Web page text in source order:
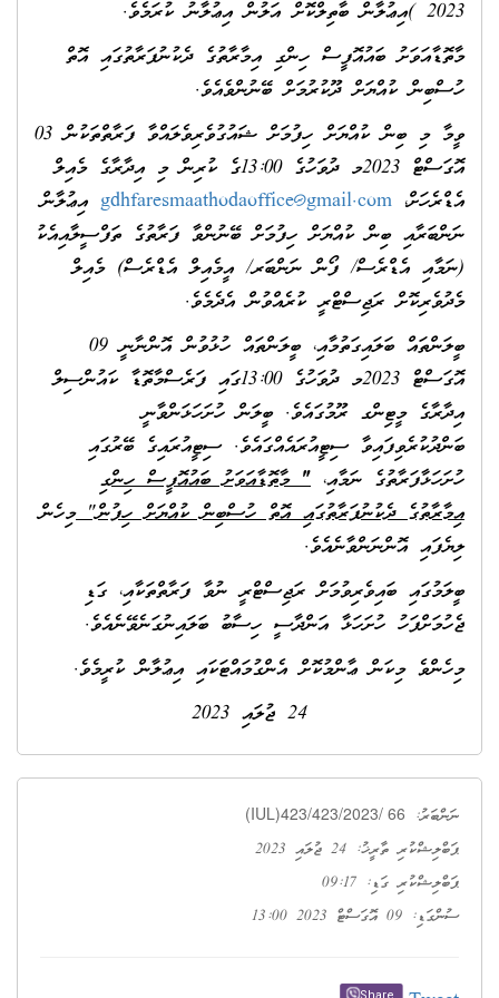
2023 )އިޢުލާން ބާތިލްކޮށް އަލުން އިޢުލާނު ކުރަމެވެ.
މާތޮޑާއަވަށު ބައުއޮފީސް ހިންގި އިމާރާތުގެ ދެކުނުފަރާތުގައި އޮތް
ހުސްބިން ކުއްޔަށް ދޫކުރުމަށް ބޭނުންވެއެވެ.
ވީމާ މި ބިން ކުއްޔަށް ހިފުމަށް ޝައުގުވެރިވެލައްވާ ފަރާތްތަކުން 03
އޮގަސްޓް 2023މ ދުވަހުގެ 13:00ގެ ކުރިން މި އިދާރާގެ މެއިލް
އެޑްރެހަށް، gdhfaresmaathodaoffice@gmail.com އިޢުލާން
ނަންބަރާއި ބިން ކުއްޔަށް ހިފުމަށް ބޭނުންވާ ފަރާތުގެ ތަފްސީލާއިއެކު
(ނަމާއި އެޑްރެސް/ ފޯން ނަންބަރ/ އީމެއިލް އެޑްރެސް) މެއިލް
މެދުވެރިކޮށް ރަޖިސްޓްރީ ކުރެއްވުން އެދެމެވެ.
ބީލަންތައް ބަލައިގަތުމާއި، ބީލަންތައް ހުޅުވުން އޮންނާނީ 09
އޮގަސްޓް 2023މ ދުވަހުގެ 13:00ގައި ފަރެސްމާތޮޑާ ކައުންސިލް
އިދާރާގެ މީޓިންގ ރޫމުގައެވެ. ބީލަން ހުށަހަޅަންވާނީ
ބަންދުކުރެވިފައިވާ ސިޓީއުރައެއްގައެވެ. ސިޓީއުރައިގެ ބޭރުގައި
ހުށަހަޅާފަރާތުގެ ނަމާއި، "މާތޮޑާއަވަށު ބައުއޮފީސް ހިންގި
އިމާރާތުގެ ދެކުނުފަރާތުގައި އޮތް ހުސްބިން ކުއްޔަށް ހިފުން"މިހެން
ލިޔެފައި އޮންނަންވާނެއެވެ.
ބީލަމުގައި ބައިވެރިވުމަށް ރަޖިސްޓްރީ ނުވާ ފަރާތްތަކާއި، ގަޑި
ޖެހުމަށްފަހު ހުށަހަޅާ އަންދާސީ ހިސާބު ބަލައިނުގަނެވޭނެއެވެ.
މިހެންވެ މިކަން ޢާންމުކޮށް އެންގުމައްޓަކައި އިޢުލާން ކުރީމެވެ.
24 ޖުލައި 2023
ނަންބަރު: (IUL)423/423/2023/ 66
ޕަބްލިޝްކުރި ތާރީޚު: 24 ޖުލައި 2023
ޕަބްލިޝްކުރި ގަޑި: 09:17
ސުންގަޑި: 09 އޮގަސްޓް 2023 13:00